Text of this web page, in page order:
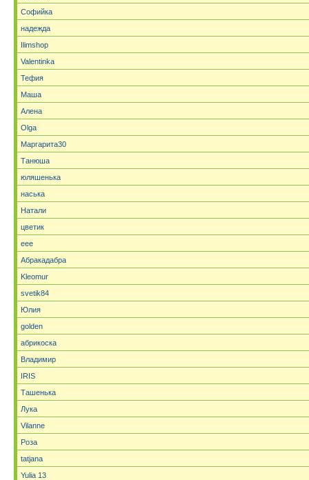
Софийка
надежда
Ilimshop
Valentinka
Тефия
Маша
Алена
Olga
Маргарита30
Танюша
юляшенька
наська
Натали
цветик
eee
Абракадабра
Kleomur
svetik84
Юлия
golden
абрикоска
Владимир
IRIS
Ташенька
Лука
Vilanne
Роза
tatjana
Yulia 13